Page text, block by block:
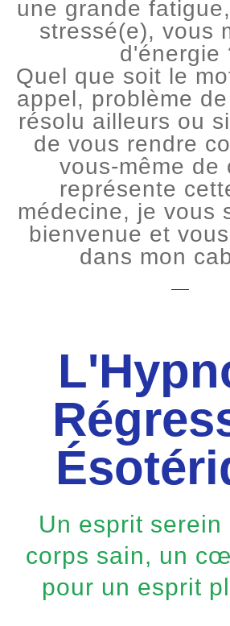
une grande
stressé(e), vous
d'énergie
Quel que soit le
appel, problème
résolu ailleurs ou
de vous rendre
vous-même de
représente
médecine, je vous
bienvenue et
dans mon
Un esprit serein
corps sain, un
pour un esprit